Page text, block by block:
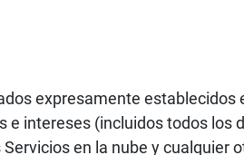
expresamente establecidos
intereses (incluidos todos los
en la nube y cualquier